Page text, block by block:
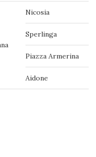
Nicosia
Sperlinga
Piazza Armerina
Aidone